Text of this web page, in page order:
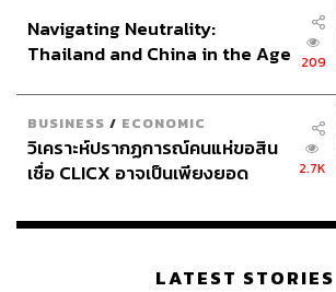
โดย Introduction Stage นี้จะออกอากาศ
K-POPในวันที่อังคารที่ 23 กุมภาพันธ์ เวล
เวลาเกาหลี (18.00 น. ตามเวลาไทย) ซึ่ง
นั่นเอง!
และที่น่าตื่นเต้นอีกอย่างสำหรับบรรดาแฟ
ร่วมกันโหวตให้ผู้เข้าแข่งขันผ่านทางแอป
Navigating Neutrality:
Thailand and China in the Age
209
BUSINESS / ECONOMIC
วิเคราะห์ปรากฏการณ์คนแห่ขอสิน
เชื่อ CLICX อาจเป็นเพียงยอด
เรือนไทยที่ถูกซุกไว้
2.7K
LATEST STORIES